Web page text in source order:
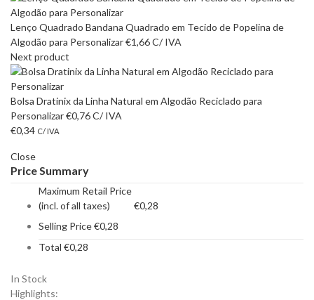
Lenço Quadrado Bandana Quadrado em Tecido de Popelina de
Algodão para Personalizar€1,66C/ IVA
Next product
Bolsa Dratinix da Linha Natural em Algodão Reciclado para
Personalizar€0,76C/ IVA
€0,34 C/ IVA
Close
Price Summary
Maximum Retail Price
(incl. of all taxes)
€0,28
Selling Price€0,28
Total €0,28
In Stock
Highlights: